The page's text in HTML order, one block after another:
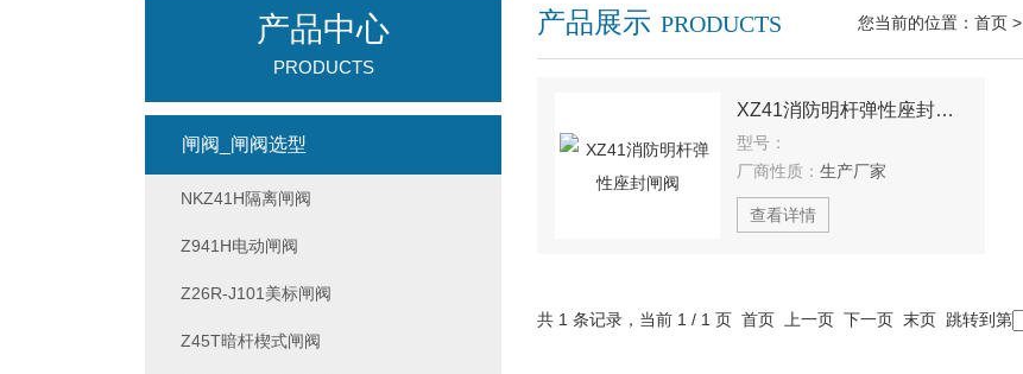
产品展示 PRODUCTS 您当前的位置： 首页 >
XZ41消防明杆弹性座封闸阀
型号：
厂商性质： 生产厂家
查看详情
共 1 条记录，当前 1 / 1 页 首页 上一页 下一页 末页 跳转到第
产品中心
PRODUCTS
闸阀_闸阀选型
NKZ41H隔离闸阀
Z941H电动闸阀
Z26R-J101美标闸阀
Z45T暗杆楔式闸阀